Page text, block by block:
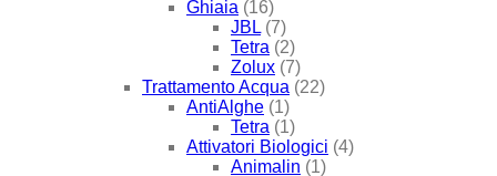
Ghiaia (16)
JBL (7)
Tetra (2)
Zolux (7)
Trattamento Acqua (22)
AntiAlghe (1)
Tetra (1)
Attivatori Biologici (4)
Animalin (1)